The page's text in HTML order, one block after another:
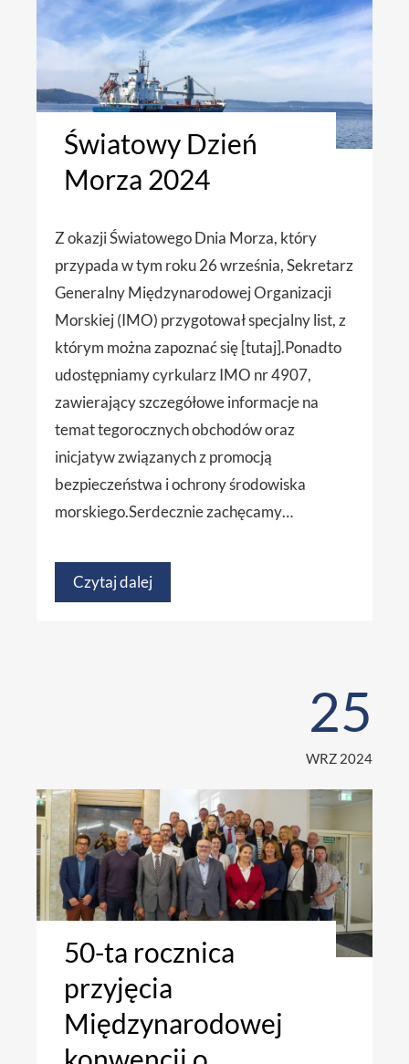
Światowy Dzień
Morza 2024
Z okazji Światowego Dnia Morza, który
przypada w tym roku 26 września, Sekretarz
Generalny Międzynarodowej Organizacji
Morskiej (IMO) przygotował specjalny list, z
którym można zapoznać się [tutaj].Ponadto
udostępniamy cyrkularz IMO nr 4907,
zawierający szczegółowe informacje na
temat tegorocznych obchodów oraz
inicjatyw związanych z promocją
bezpieczeństwa i ochrony środowiska
morskiego.Serdecznie zachęcamy…
Czytaj dalej
25
WRZ 2024
50-ta rocznica
przyjęcia
Międzynarodowej